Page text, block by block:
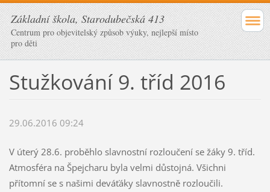
Základní škola, Starodubečská 413
Centrum pro objevitelský způsob výuky, nejlepší místo
pro děti
Stužkování 9. tříd 2016
29.06.2016 09:24
V úterý 28.6. proběhlo slavnostní rozloučení se žáky 9. tříd.
Atmosféra na Špejcharu byla velmi důstojná. Všichni
přítomní se s našimi deváťáky slavnostně rozloučili.